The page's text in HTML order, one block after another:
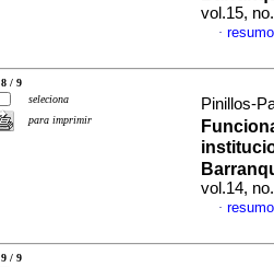
vol.15,
·
8 / 9
seleciona
para imprimir
Pinillos-
vol.14,
·
9 / 9